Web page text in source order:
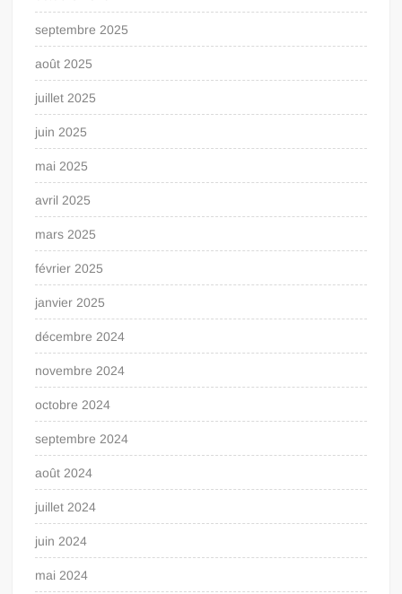
septembre 2025
août 2025
juillet 2025
juin 2025
mai 2025
avril 2025
mars 2025
février 2025
janvier 2025
décembre 2024
novembre 2024
octobre 2024
septembre 2024
août 2024
juillet 2024
juin 2024
mai 2024